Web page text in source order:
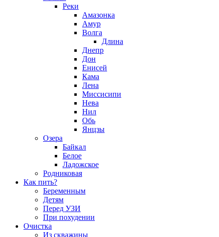
Реки
Амазонка
Амур
Волга
Длина
Днепр
Дон
Енисей
Кама
Лена
Миссисипи
Нева
Нил
Обь
Янцзы
Озера
Байкал
Белое
Ладожское
Родниковая
Как пить?
Беременным
Детям
Перед УЗИ
При похудении
Очистка
Из скважины